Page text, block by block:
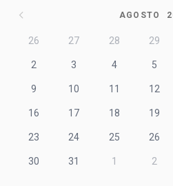
AGOSTO
26 27 28 29
2 3 4 5
9 10 11 12
16 17 18 19
23 24 25 26
30 31 1 2